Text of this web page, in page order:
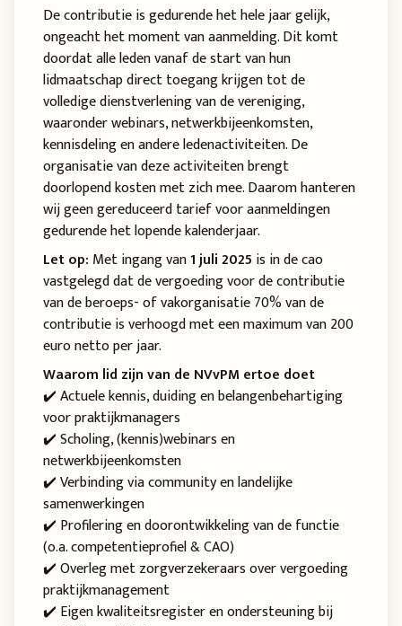
De contributie is gedurende het hele jaar gelijk,
ongeacht het moment van aanmelding. Dit komt
doordat alle leden vanaf de start van hun
lidmaatschap direct toegang krijgen tot de
volledige dienstverlening van de vereniging,
waaronder webinars, netwerkbijeenkomsten,
kennisdeling en andere ledenactiviteiten. De
organisatie van deze activiteiten brengt
doorlopend kosten met zich mee. Daarom hanteren
wij geen gereduceerd tarief voor aanmeldingen
gedurende het lopende kalenderjaar.
Let op: Met ingang van1 juli 2025 is in de cao
vastgelegd dat de vergoeding voor de contributie
van de beroeps- of vakorganisatie 70% van de
contributie is verhoogd met een maximum van 200
euro netto per jaar.
Waarom lid zijn van de NVvPM ertoe doet
✔️ Actuele kennis, duiding en belangenbehartiging
voor praktijkmanagers
✔️ Scholing, (kennis)webinars en
netwerkbijeenkomsten
✔️ Verbinding via community en landelijke
samenwerkingen
✔️ Profilering en doorontwikkeling van de functie
(o.a. competentieprofiel & CAO)
✔️ Overleg met zorgverzekeraars over vergoeding
praktijkmanagement
✔️ Eigen kwaliteitsregister en ondersteuning bij